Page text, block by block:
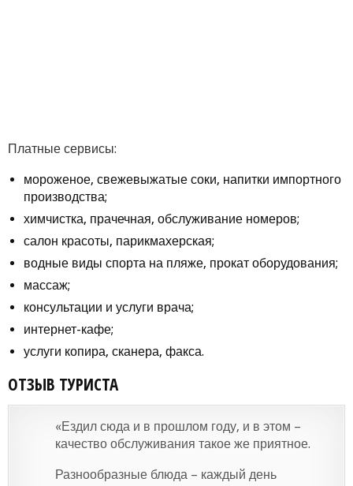
Платные сервисы:
мороженое, свежевыжатые соки, напитки импортного
производства;
химчистка, прачечная, обслуживание номеров;
салон красоты, парикмахерская;
водные виды спорта на пляже, прокат оборудования;
массаж;
консультации и услуги врача;
интернет-кафе;
услуги копира, сканера, факса.
ОТЗЫВ ТУРИСТА
«Ездил сюда и в прошлом году, и в этом –
качество обслуживания такое же приятное.
Разнообразные блюда – каждый день